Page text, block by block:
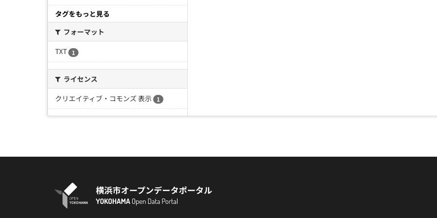
タグをもっと見る
フォーマット
TXT
1
ライセンス
クリエイティブ・コモンズ 表示
1